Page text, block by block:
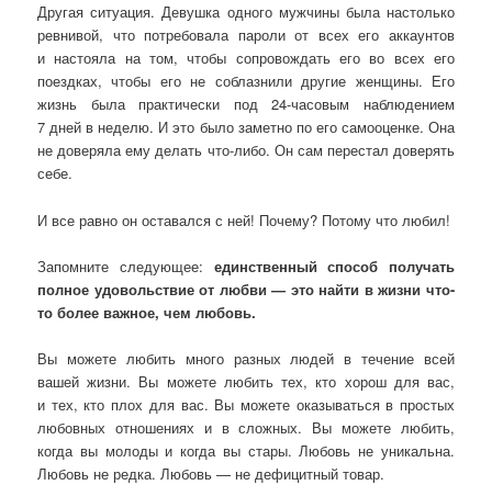
Другая ситуация. Девушка одного мужчины была настолько
ревнивой, что потребовала пароли от всех его аккаунтов
и настояла на том, чтобы сопровождать его во всех его
поездках, чтобы его не соблазнили другие женщины. Его
жизнь была практически под 24-часовым наблюдением
7 дней в неделю. И это было заметно по его самооценке. Она
не доверяла ему делать что-либо. Он сам перестал доверять
себе.
И все равно он оставался с ней! Почему? Потому что любил!
Запомните следующее: единственный способ получать
полное удовольствие от любви — это найти в жизни что-
то более важное, чем любовь.
Вы можете любить много разных людей в течение всей
вашей жизни. Вы можете любить тех, кто хорош для вас,
и тех, кто плох для вас. Вы можете оказываться в простых
любовных отношениях и в сложных. Вы можете любить,
когда вы молоды и когда вы стары. Любовь не уникальна.
Любовь не редка. Любовь — не дефицитный товар.